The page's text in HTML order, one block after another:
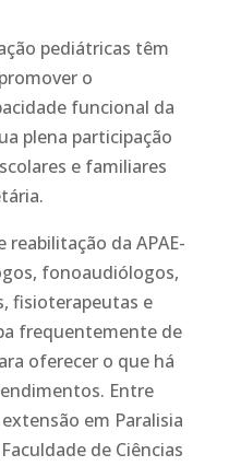
pediátricas têm
o
funcional da
plena participação
e familiares
reabilitação da APAE-
fonoaudiólogos,
fisioterapeutas e
frequentemente de
oferecer o que há
Entre
em Paralisia
de Ciências